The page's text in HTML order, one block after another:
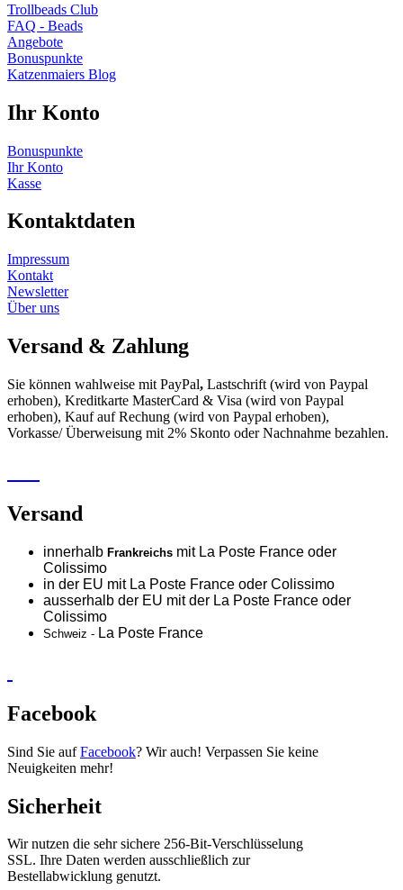
Trollbeads Club
FAQ - Beads
Angebote
Bonuspunkte
Katzenmaiers Blog
Ihr Konto
Bonuspunkte
Ihr Konto
Kasse
Kontaktdaten
Impressum
Kontakt
Newsletter
Über uns
Versand & Zahlung
Sie können wahlweise mit PayPal, Lastschrift (wird von Paypal
erhoben), Kreditkarte MasterCard & Visa (wird von Paypal
erhoben), Kauf auf Rechung (wird von Paypal erhoben),
Vorkasse/ Überweisung mit 2% Skonto oder Nachnahme bezahlen.
Versand
innerhalb Frankreichs mit La Poste France oder
Colissimo
in der EU mit La Poste France oder Colissimo
ausserhalb der EU mit der La Poste France oder
Colissimo
Schweiz - La Poste France
Facebook
Sind Sie aufFacebook? Wir auch! Verpassen Sie keine
Neuigkeiten mehr!
Sicherheit
Wir nutzen die sehr sichere 256-Bit-Verschlüsselung
SSL. Ihre Daten werden ausschließlich zur
Bestellabwicklung genutzt.